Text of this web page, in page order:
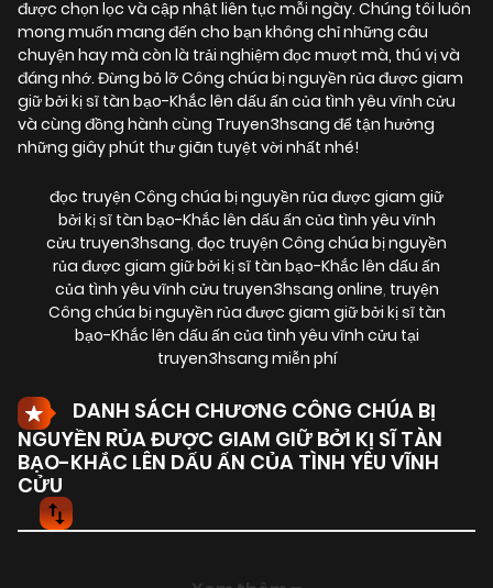
được chọn lọc và cập nhật liên tục mỗi ngày. Chúng tôi luôn
mong muốn mang đến cho bạn không chỉ những câu
chuyện hay mà còn là trải nghiệm đọc mượt mà, thú vị và
đáng nhớ. Đừng bỏ lỡ Công chúa bị nguyền rủa được giam
giữ bởi kị sĩ tàn bạo-Khắc lên dấu ấn của tình yêu vĩnh cửu
và cùng đồng hành cùng Truyen3hsang để tận hưởng
những giây phút thư giãn tuyệt vời nhất nhé!
đọc truyện Công chúa bị nguyền rủa được giam giữ
bởi kị sĩ tàn bạo-Khắc lên dấu ấn của tình yêu vĩnh
cửu truyen3hsang, đọc truyện Công chúa bị nguyền
rủa được giam giữ bởi kị sĩ tàn bạo-Khắc lên dấu ấn
của tình yêu vĩnh cửu truyen3hsang online, truyện
Công chúa bị nguyền rủa được giam giữ bởi kị sĩ tàn
bạo-Khắc lên dấu ấn của tình yêu vĩnh cửu tại
truyen3hsang miễn phí
DANH SÁCH CHƯƠNG CÔNG CHÚA BỊ
NGUYỀN RỦA ĐƯỢC GIAM GIỮ BỞI KỊ SĨ TÀN
BẠO-KHẮC LÊN DẤU ẤN CỦA TÌNH YÊU VĨNH
CỬU